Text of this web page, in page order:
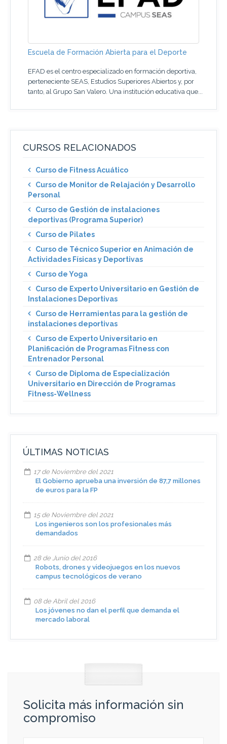
Escuela de Formación Abierta para el Deporte
EFAD es el centro especializado en formación deportiva,
perteneciente SEAS, Estudios Superiores Abiertos y, por
tanto, al Grupo San Valero. Una institución educativa que...
CURSOS RELACIONADOS
Curso de Fitness Acuático
Curso de Monitor de Relajación y Desarrollo
Personal
Curso de Gestión de instalaciones
deportivas (Programa Superior)
Curso de Pilates
Curso de Técnico Superior en Animación de
Actividades Físicas y Deportivas
Curso de Yoga
Curso de Experto Universitario en Gestión de
Instalaciones Deportivas
Curso de Herramientas para la gestión de
instalaciones deportivas
Curso de Experto Universitario en
Planificación de Programas Fitness con
Entrenador Personal
Curso de Diploma de Especialización
Universitario en Dirección de Programas
Fitness-Wellness
ÚLTIMAS NOTICIAS
17 de Noviembre del 2021
El Gobierno aprueba una inversión de 87,7 millones
de euros para la FP
15 de Noviembre del 2021
Los ingenieros son los profesionales más
demandados
28 de Junio del 2016
Robots, drones y videojuegos en los nuevos
campus tecnológicos de verano
08 de Abril del 2016
Los jóvenes no dan el perfil que demanda el
mercado laboral
Solicita más información sin
compromiso